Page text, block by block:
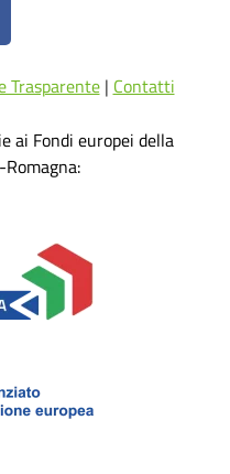
Trasparente| Contatti
ai Fondi europei della